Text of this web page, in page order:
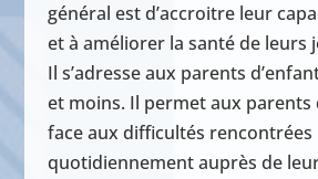
général est d’accroitre leur
et à améliorer la santé de leurs
Il s’adresse aux parents
et moins. Il permet aux parents
face aux difficultés rencontrées
quotidiennement auprès de